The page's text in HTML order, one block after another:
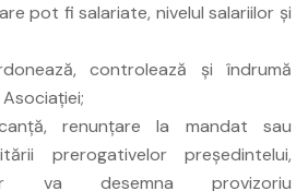
pot fi salariate, nivelul salariilor şi
controlează şi îndrumă
renunţare la mandat sau
prerogativelor preşedintelui,
va desemna provizoriu